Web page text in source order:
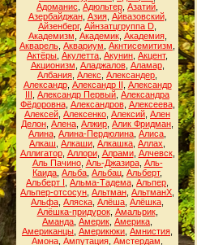
Адоманис Адюльтер Азатий
Азербайджан, Азия, Айвазовский,
Айзенберг, Айнзатцгруппа D
Академизм Академик, Академия,
Акварель Аквариум Акнтисемитизм
Актёры Акулетта Акунин Акцент,
Акционизм Аладжалов, Аламар,
Албания Алекс Александер
Александр, Александр II Александр
III Александр Первый Александра
Фёдоровна, Александров, Алексеева,
Алексей Алексенко Алексий Ален
Делон Алена Алжир Алик Фридман
Алина Алина-Пердюлина Алиса
Алкаш Алкаши Алкашка Аллах
Аллигатор, Аллори, Алрами, Алчевск,
Аль Пачино, Аль-Джазира, Аль-
Каида Альба Альбац Альберт,
Альберт I Альма-Тадема Альпер
Альпер-отсосун Альтман АльтманХ
Альфа Аляска Алёша Алёшка
Алёшка-придурок, Амальрик,
Аманда Америк Америка
Американцы Америкюки Амнистия
Амона Ампутация Амстердам